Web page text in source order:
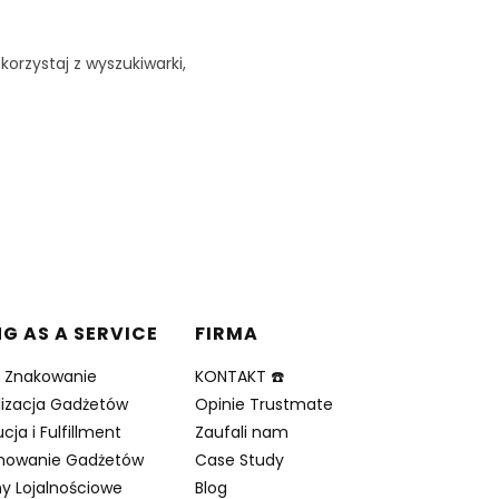
z wyszukiwarki,
AS A SERVICE
Znakowanie
Gadżetów
i Fulfillment
Gadżetów
Lojalnościowe
FIRMA
KONTAKT ☎️
Opinie Trustmate
Zaufali nam
Case Study
Blog